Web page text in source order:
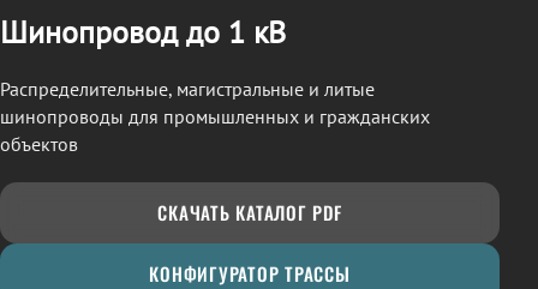
Шинопровод до 1 кВ
Распределительные, магистральные и литые
шинопроводы для промышленных и гражданских
объектов
СКАЧАТЬ КАТАЛОГ PDF
КОНФИГУРАТОР ТРАССЫ